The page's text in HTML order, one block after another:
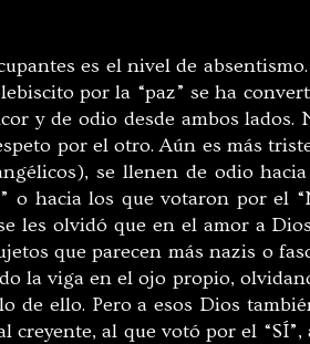
es el nivel de
por la “paz” se ha
y de odio desde ambos
por el otro. Aún es más
se llenen de odio
o hacia los que votaron por el
les olvidó que en el amor a
que parecen más nazis o
la viga en el ojo propio,
de ello. Pero a esos Dios
creyente, al que votó por el